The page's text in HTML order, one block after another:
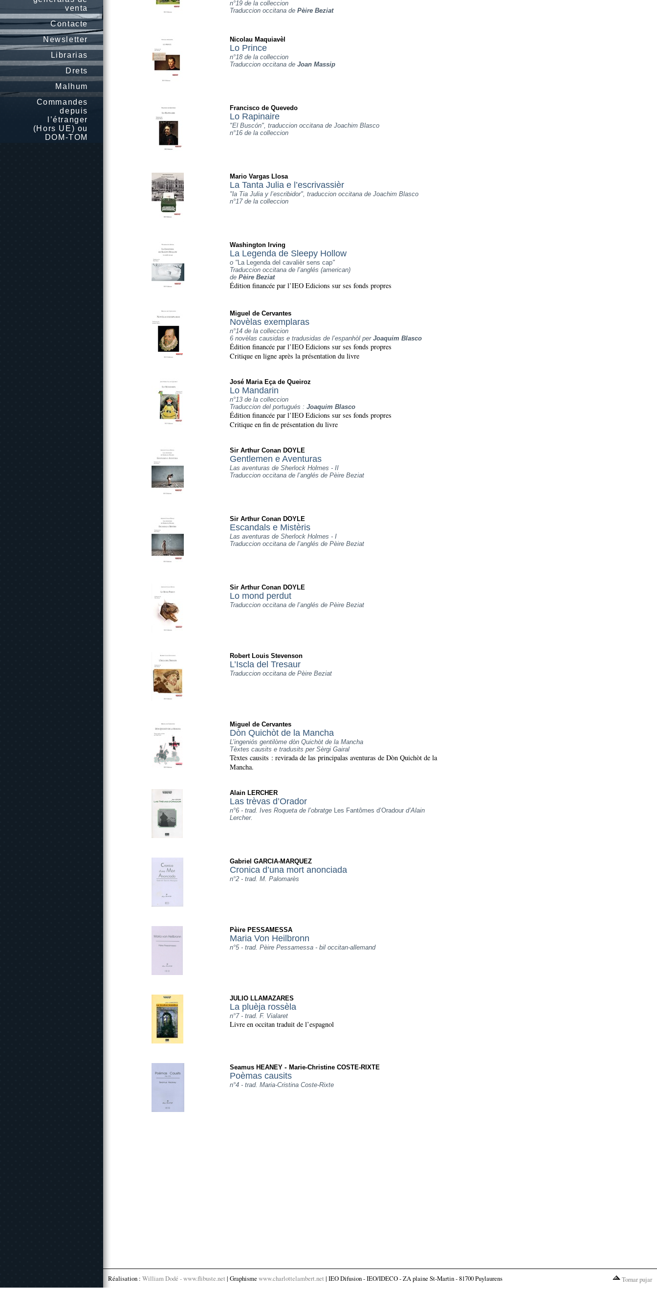
venta
Contacte
Newsletter
Librarias
Drets
Malhum
Commandes
depuis
l’étranger
(Hors UE) ou
DOM-TOM
n°19 de la colleccion
Traduccion occitana de Pèire Beziat
Nicolau Maquiavèl
Lo Prince
n°18 de la colleccion
Traduccion occitana de Joan Massip
Francisco de Quevedo
Lo Rapinaire
"El Buscón", traduccion occitana de Joachim Blasco
n°16 de la colleccion
Mario Vargas Llosa
La Tanta Julia e l’escrivassièr
"la Tia Julia y l’escribidor", traduccion occitana de Joachim Blasco
n°17 de la colleccion
Washington Irving
La Legenda de Sleepy Hollow
o "La Legenda del cavalièr sens cap"
Traduccion occitana de l’anglés (american)
de Pèire Beziat
Édition financée par l’IEO Edicions sur ses fonds propres
Miguel de Cervantes
Novèlas exemplaras
n°14 de la colleccion
6 novèlas causidas e tradusidas de l’espanhòl per Joaquim Blasco
Édition financée par l’IEO Edicions sur ses fonds propres
Critique en ligne après la présentation du livre
José Maria Eça de Queiroz
Lo Mandarin
n°13 de la colleccion
Traduccion del portugués : Joaquim Blasco
Édition financée par l’IEO Edicions sur ses fonds propres
Critique en fin de présentation du livre
Sir Arthur Conan DOYLE
Gentlemen e Aventuras
Las aventuras de Sherlock Holmes - II
Traduccion occitana de l’anglés de Pèire Beziat
Sir Arthur Conan DOYLE
Escandals e Mistèris
Las aventuras de Sherlock Holmes - I
Traduccion occitana de l’anglés de Pèire Beziat
Sir Arthur Conan DOYLE
Lo mond perdut
Traduccion occitana de l’anglés de Pèire Beziat
Robert Louis Stevenson
L’Iscla del Tresaur
Traduccion occitana de Pèire Beziat
Miguel de Cervantes
Dòn Quichòt de la Mancha
L’ingeniós gentilòme dòn Quichòt de la Mancha
Tèxtes causits e tradusits per Sèrgi Gairal
Tèxtes causits : revirada de las principalas aventuras de Dòn Quichòt de la
Mancha.
Alain LERCHER
Las trèvas d’Orador
n°6 - trad. Ives Roqueta de l’obratge Les Fantômes d’Oradour d’Alain
Lercher.
Gabriel GARCIA-MARQUEZ
Cronica d’una mort anonciada
n°2 - trad. M. Palomarès
Pèire PESSAMESSA
Maria Von Heilbronn
n°5 - trad. Pèire Pessamessa - bil occitan-allemand
JULIO LLAMAZARES
La pluèja rossèla
n°7 - trad. F. Vialaret
Livre en occitan traduit de l’espagnol
Seamus HEANEY - Marie-Christine COSTE-RIXTE
Poèmas causits
n°4 - trad. Maria-Cristina Coste-Rixte
Réalisation : William Dodé - www.flibuste.net | Graphisme www.charlottelambert.net | IEO Difusion - IEO/IDECO - ZA plaine St-Martin - 81700 Puylaurens Tornar pujar